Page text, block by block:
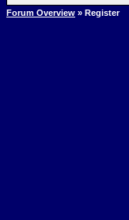
Forum Overview » Register